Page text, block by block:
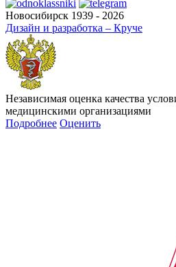
Новосибирск 1939 - 2026
Дизайн и разработка – Круче
Независимая оценка качества
медицинскими организациями
Подробнее Оценить